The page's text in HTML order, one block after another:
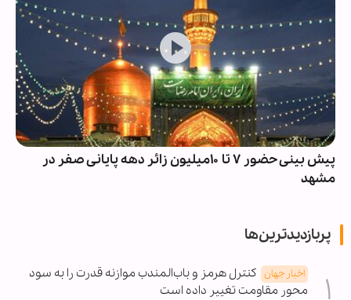
پیش بینی حضور ۷ تا ۱۰میلیون زائر دهه پایانی صفر در
مشهد
پربازدیدترین‌ها
اخبار جهان کنترل هرمز و باب‌المندب موازنه قدرت را به سود
محور مقاومت تغییر داده است